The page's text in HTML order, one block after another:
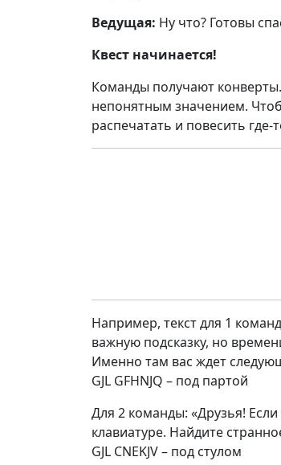
Ведущая: Ну что? Готовы
Квест начинается!
Команды получают
непонятным значением.
распечатать и повесить где-
Например, текст для 1
важную подсказку, но
Именно там вас ждет
GJL GFHNJQ – под партой
Для 2 команды: «Друзья!
клавиатуре. Найдите
GJL CNEKJV – под стулом